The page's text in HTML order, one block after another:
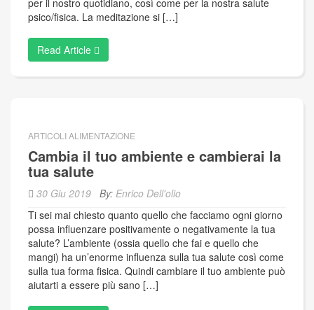
per il nostro quotidiano, così come per la nostra salute
psico/fisica. La meditazione si […]
Read Article
ARTICOLI ALIMENTAZIONE
Cambia il tuo ambiente e cambierai la
tua salute
30 Giu 2019 By: Enrico Dell'olio
Ti sei mai chiesto quanto quello che facciamo ogni giorno
possa influenzare positivamente o negativamente la tua
salute? L’ambiente (ossia quello che fai e quello che
mangi) ha un’enorme influenza sulla tua salute così come
sulla tua forma fisica. Quindi cambiare il tuo ambiente può
aiutarti a essere più sano […]